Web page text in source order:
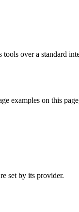
over a standard
examples on this
set by its provider.